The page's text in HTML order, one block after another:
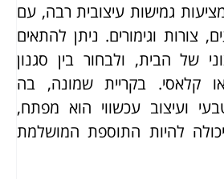
מציעות גמישות עיצובית רבה, עם
צורות וגימורים. ניתן להתאים
של הבית, ולבחור בין סגנון
או קלאסי. בקריית שמונה, בה
ועיצוב עכשווי הוא מפתח,
יכולה להיות התוספת המושלמת